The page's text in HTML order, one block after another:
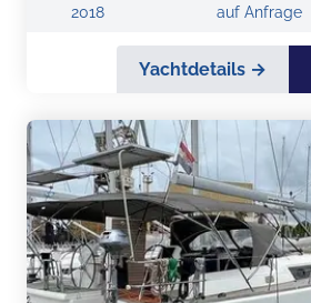
2018
auf Anfrage
Yachtdetails →